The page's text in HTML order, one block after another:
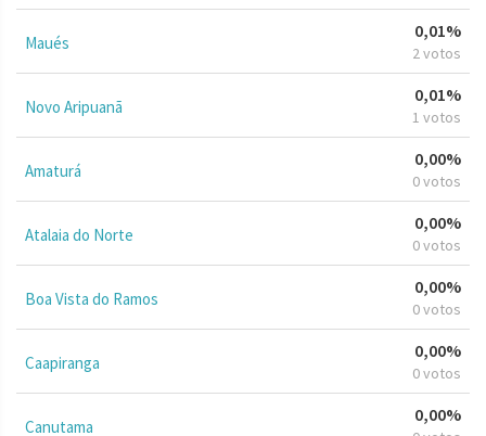
Maués
0,01%
2 votos
Novo Aripuanã
0,01%
1 votos
Amaturá
0,00%
0 votos
Atalaia do Norte
0,00%
0 votos
Boa Vista do Ramos
0,00%
0 votos
Caapiranga
0,00%
0 votos
Canutama
0,00%